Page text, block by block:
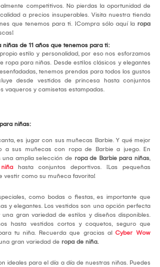
competitivos. No pierdas la oportunidad de
a precios insuperables. Visita nuestra tienda
que tenemos para ti. ¡Compra sólo aquí la ropa
de 11 años que tenemos para ti:
estilo y personalidad, por eso nos esforzamos
ropa para niñas. Desde estilos clásicos y elegantes
tenemos prendas para todos los gustos
desde vestidos de princesa hasta conjuntos
vaqueros y camisetas estampadas.
niñas:
es jugar con sus muñecas Barbie. Y qué mejor
a sus muñecas con ropa de Barbie a juego. En
amplia selección de ropa de Barbie para niñas,
hasta conjuntos deportivos. ¡Las pequeñas
vestir como su muñeca favorita!
como bodas o fiestas, es importante que
y elegantes. Los vestidos son una opción perfecta
gran variedad de estilos y diseños disponibles.
hasta vestidos cortos y coquetos, seguro que
tu niña. Recuerda que gracias al Cyber Wow
gran variedad de ropa de niña.
ideales para el día a día de nuestras niñas. Puedes